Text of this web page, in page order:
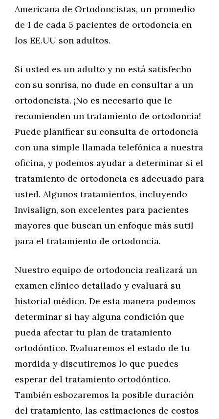
Americana de Ortodoncistas, un promedio
de 1 de cada 5 pacientes de ortodoncia en
los EE.UU son adultos.
Si usted es un adulto y no está satisfecho
con su sonrisa, no dude en consultar a un
ortodoncista. ¡No es necesario que le
recomienden un tratamiento de ortodoncia!
Puede planificar su consulta de ortodoncia
con una simple llamada telefónica a nuestra
oficina, y podemos ayudar a determinar si el
tratamiento de ortodoncia es adecuado para
usted. Algunos tratamientos, incluyendo
Invisalign, son excelentes para pacientes
mayores que buscan un enfoque más sutil
para el tratamiento de ortodoncia.
Nuestro equipo de ortodoncia realizará un
examen clínico detallado y evaluará su
historial médico. De esta manera podemos
determinar si hay alguna condición que
pueda afectar tu plan de tratamiento
ortodóntico. Evaluaremos el estado de tu
mordida y discutiremos lo que puedes
esperar del tratamiento ortodóntico.
También esbozaremos la posible duración
del tratamiento, las estimaciones de costos